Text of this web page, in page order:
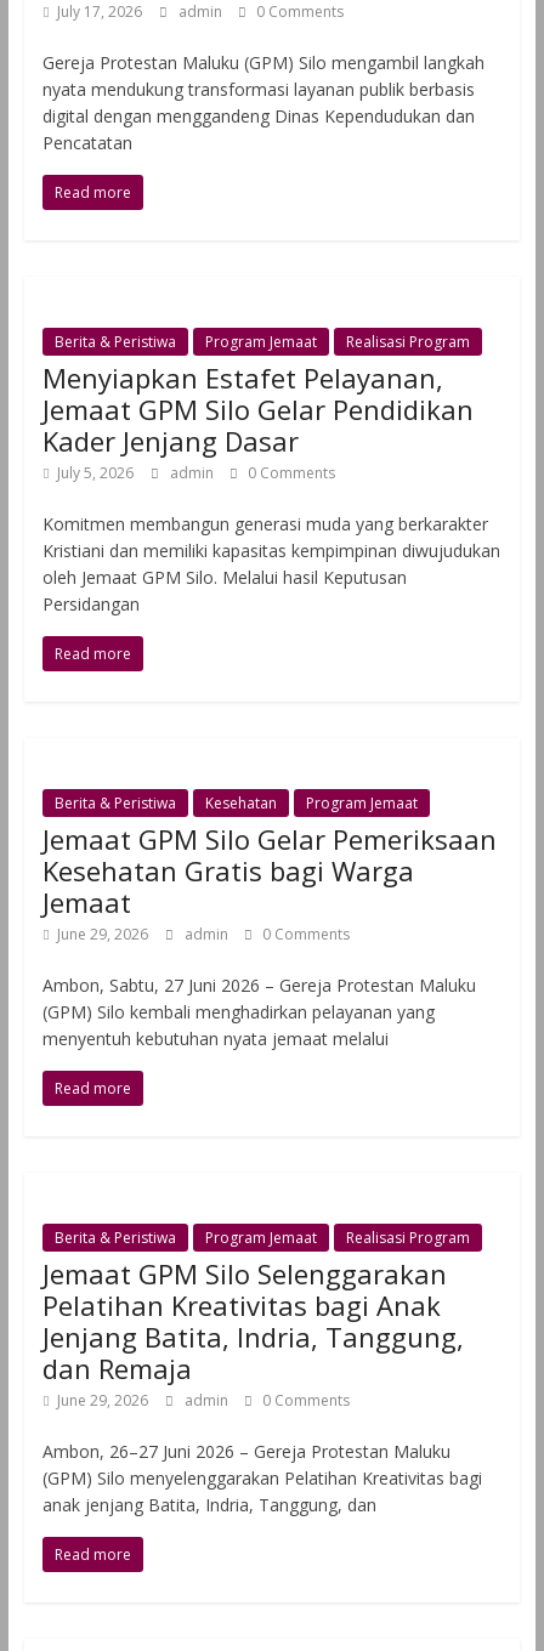
July 17, 2026 admin 0 Comments
Gereja Protestan Maluku (GPM) Silo mengambil langkah
nyata mendukung transformasi layanan publik berbasis
digital dengan menggandeng Dinas Kependudukan dan
Pencatatan
Read more
Berita & Peristiwa Program Jemaat Realisasi Program
Menyiapkan Estafet Pelayanan,
Jemaat GPM Silo Gelar Pendidikan
Kader Jenjang Dasar
July 5, 2026 admin 0 Comments
Komitmen membangun generasi muda yang berkarakter
Kristiani dan memiliki kapasitas kempimpinan diwujudukan
oleh Jemaat GPM Silo. Melalui hasil Keputusan
Persidangan
Read more
Berita & Peristiwa Kesehatan Program Jemaat
Jemaat GPM Silo Gelar Pemeriksaan
Kesehatan Gratis bagi Warga
Jemaat
June 29, 2026 admin 0 Comments
Ambon, Sabtu, 27 Juni 2026 – Gereja Protestan Maluku
(GPM) Silo kembali menghadirkan pelayanan yang
menyentuh kebutuhan nyata jemaat melalui
Read more
Berita & Peristiwa Program Jemaat Realisasi Program
Jemaat GPM Silo Selenggarakan
Pelatihan Kreativitas bagi Anak
Jenjang Batita, Indria, Tanggung,
dan Remaja
June 29, 2026 admin 0 Comments
Ambon, 26–27 Juni 2026 – Gereja Protestan Maluku
(GPM) Silo menyelenggarakan Pelatihan Kreativitas bagi
anak jenjang Batita, Indria, Tanggung, dan
Read more